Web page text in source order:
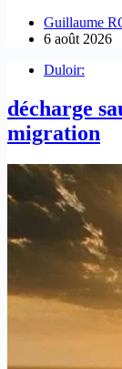
Guillaume
6 août 2026
Duloir:
décharge
migration